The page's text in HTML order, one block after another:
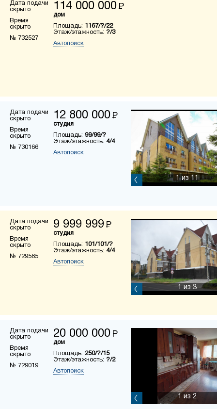
Дата подачи
скрыто
Время
скрыто
№ 732527
114 000 000 Р
дом
Площадь: 1167/?/22
Этаж/этажность: ?/3
Автопоиск
Дата подачи
скрыто
Время
скрыто
№ 730166
12 800 000 Р
студия
Площадь: 99/99/?
Этаж/этажность: 4/4
Автопоиск
1из 11
Дата подачи
скрыто
Время
скрыто
№ 729565
9 999 999 Р
студия
Площадь: 101/101/?
Этаж/этажность: 4/4
Автопоиск
1 из 3
Дата подачи
скрыто
Время
скрыто
№ 729019
20 000 000 Р
дом
Площадь: 250/?/15
Этаж/этажность: ?/2
Автопоиск
1 из 2